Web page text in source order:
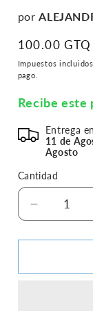
ventana
modal
por
Precio
habitual
100.00 GTQ
Impuestos
pago.
Recibe este
Entrega
11 de
Agosto
Cantidad
Reducir
cantidad
para
Espiritual